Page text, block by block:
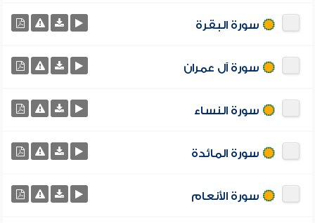
سورة البقرة
سورة آل عمران
سورة النساء
سورة المائدة
سورة الأنعام